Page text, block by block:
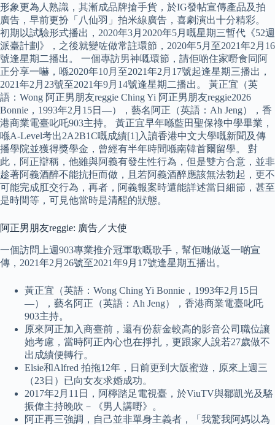
形象更為人熟識，其漸成品牌搶手貨，於IG發帖宣傳產品及拍
廣告，早前更扮「八仙羽」拍米線廣告，喜劇演出十分精彩。
初期以試驗形式播出，2020年3月2020年5月嘅星期三暫代《52週
派臺計劃》，之後就變咗做常註環節，2020年5月至2021年2月16
號逢星期二播出。 一個專訪男神嘅環節，請佢啲住家嘢食同阿
正分享一嚇，喺2020年10月至2021年2月17號起逢星期三播出，
2021年2月23號至2021年9月14號逢星期二播出。 黃正宜（英
語：Wong 阿正男朋友reggie Ching Yi 阿正男朋友reggie2026
Bonnie，1993年2月15日—），藝名阿正（英語：Ah Jeng），香
港商業電臺叱吒903主持。 黃正宜早年喺藍田聖保祿中學畢業，
喺A-Level考出2A2B1C嘅成績[1]入讀香港中文大學嘅新聞及傳
播學院並獲得獎學金，曾經有半年時間喺南韓首爾留學。 對
此，阿正辯稱，他雖與阿義有發生性行為，但是雙方合意，並非
趁著阿義酒醉不能抗拒而做，且若阿義酒醉應該無法勃起，更不
可能完成肛交行為，再者，阿義報案時還能詳述當日細節，甚至
是時間等，可見他當時是清醒的狀態。
阿正男朋友reggie: 廣告／大使
一個訪問上週903專業推介冠軍歌嘅歌手，幫佢哋做返一啲宣
傳，2021年2月26號至2021年9月17號逢星期五播出。
黃正宜（英語：Wong Ching Yi Bonnie，1993年2月15日
—），藝名阿正（英語：Ah Jeng），香港商業電臺叱吒
903主持。
原來阿正加入商臺前，還有份薪金較高的影音公司職位讓
她考慮，當時阿正內心也在掙扎，更跟家人說若27歲做不
出成績便轉行。
Elsie和Alfred 拍拖12年，日前更到大阪蜜遊，原來上週三
（23日）已向女友求婚成功。
2017年2月11日，阿檸踏足電視臺，於ViuTV與鄒凱光及駱
振偉主持晚吹－《男人講嘢》。
阿正再三強調，自己並非單身主義者，「我驚我阿媽以為